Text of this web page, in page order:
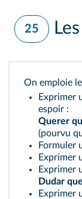
25
On emploie
Exprimer
espoir :
Querer
(pourvu
Formuler
Exprimer
Exprimer
Dudar
Exprimer